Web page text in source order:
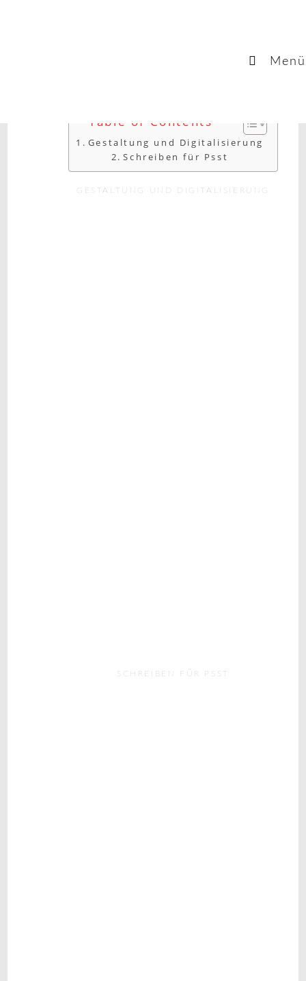
Menü
Table of Contents
Gestaltung und Digitalisierung
Schreiben für Psst
GESTALTUNG UND DIGITALISIERUNG
SCHREIBEN FÜR PSST